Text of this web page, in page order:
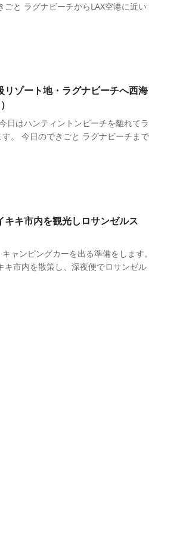
ごと ラグナビーチからLAX空港に近い
リゾート地・ラグナビーチへ西海
日はハンティントンビーチを離れてラ
。 今日のできごと ラグナビーチまで
キキ市内を観光しロサンゼルス
ャンピングカーを出る準備をします。
キ市内を散策し、深夜便でロサンゼル